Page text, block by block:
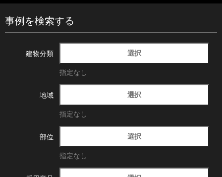
事例を検索する
建物分類 選択
指定なし
地域 選択
指定なし
部位 選択
指定なし